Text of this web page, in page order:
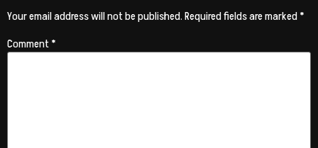
Your email address will not be published.Required fields are marked*
Comment*